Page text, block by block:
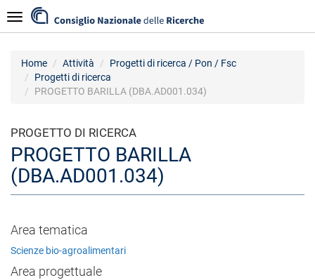
al
contenuto
Navigazione
Home Attività
Progetti di ricerca / Pon / Fsc
Progetti di ricerca
PROGETTO BARILLA (DBA.AD001.034)
PROGETTO DI RICERCA
PROGETTO BARILLA
(DBA.AD001.034)
Area tematica
Scienze bio-agroalimentari
Area progettuale